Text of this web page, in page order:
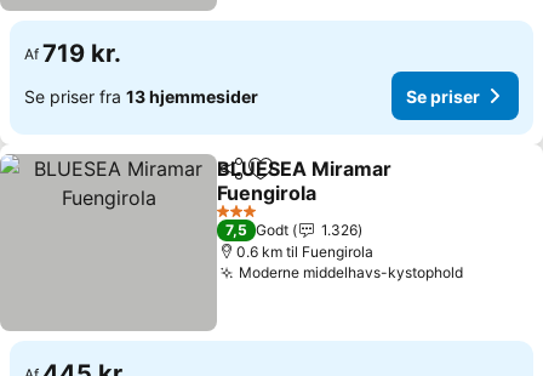
Af 719 kr.
Se priser fra 13 hjemmesider Se priser
Del Føj til favoritter
BLUESEA Miramar
Fuengirola
3 Stjerner
7,5 Godt
1.326
0.6 km til Fuengirola
Moderne middelhavs-kystophold